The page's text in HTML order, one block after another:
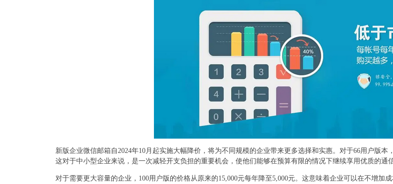
新版企业微信邮箱自2024年10月起实施大幅降价，将为不同规模的企业带来更多选择和实惠。对于66用户版本
这对于中小型企业来说，是一次减轻开支负担的重要机会，使他们能够在预算有限的情况下继续享用优质的通信
对于需要更大容量的企业，100用户版的价格从原来的15,000元每年降至5,000元。这意味着企业可以在不增加